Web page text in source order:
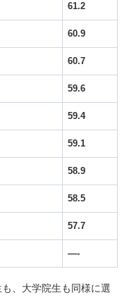
61.2
60.9
60.7
59.6
59.4
59.1
58.9
58.5
57.7
—-
、大学院生も同様に選